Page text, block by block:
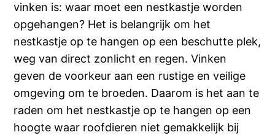
vinken is: waar moet een nestkastje worden
opgehangen? Het is belangrijk om het
nestkastje op te hangen op een beschutte plek,
weg van direct zonlicht en regen. Vinken
geven de voorkeur aan een rustige en veilige
omgeving om te broeden. Daarom is het aan te
raden om het nestkastje op te hangen op een
hoogte waar roofdieren niet gemakkelijk bij